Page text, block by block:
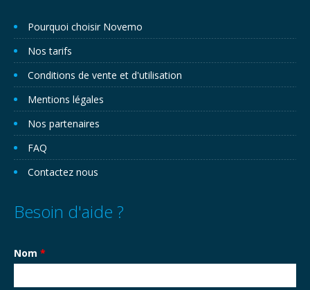
Pourquoi choisir Novemo
Nos tarifs
Conditions de vente et d'utilisation
Mentions légales
Nos partenaires
FAQ
Contactez nous
Besoin d'aide ?
Nom *